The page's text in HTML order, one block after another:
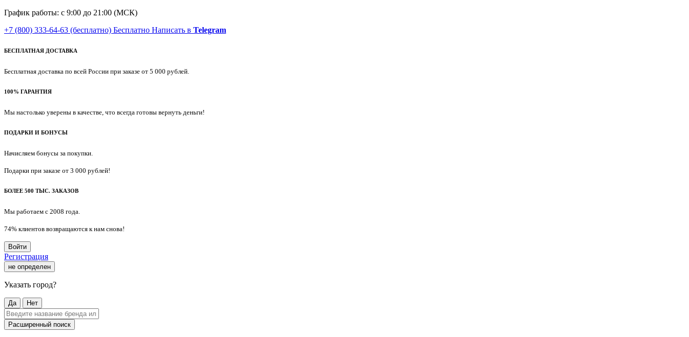
График работы: с 9:00 до 21:00 (МСК)
+7 (800) 333-64-63 (бесплатно) Бесплатно Написать в Telegram
БЕСПЛАТНАЯ ДОСТАВКА
Бесплатная доставка по всей России при заказе от 5 000 рублей.
100% ГАРАНТИЯ
Мы настолько уверены в качестве, что всегда готовы вернуть деньги!
ПОДАРКИ И БОНУСЫ
Начисляем бонусы за покупки.
Подарки при заказе от 3 000 рублей!
БОЛЕЕ 500 ТЫС. ЗАКАЗОВ
Мы работаем с 2008 года.
74% клиентов возвращаются к нам снова!
Войти
Регистрация
не определен
Указать город?
Да Нет
Расширенный поиск